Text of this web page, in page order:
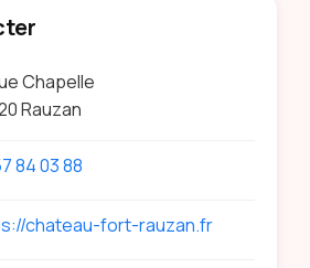
Chapelle
Rauzan
84 03 88
chateau-fort-rauzan.fr